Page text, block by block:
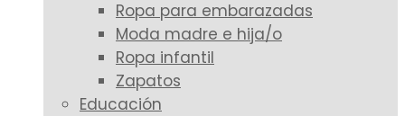
Ropa para embarazadas
Moda madre e hija/o
Ropa infantil
Zapatos
Educación